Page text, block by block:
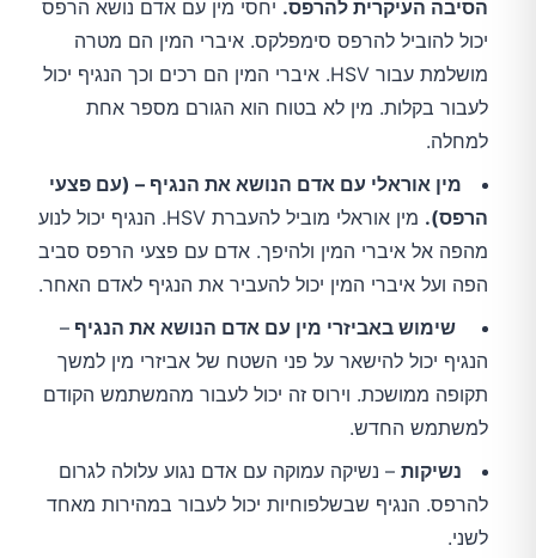
הסיבה העיקרית להרפס. יחסי מין עם אדם נושא הרפס
יכול להוביל להרפס סימפלקס. איברי המין הם מטרה
מושלמת עבור HSV. איברי המין הם רכים וכך הנגיף יכול
לעבור בקלות. מין לא בטוח הוא הגורם מספר אחת
למחלה.
מין אוראלי עם אדם הנושא את הנגיף – (עם פצעי
הרפס).
מין אוראלי מוביל להעברת HSV. הנגיף יכול לנוע
מהפה אל איברי המין ולהיפך. אדם עם פצעי הרפס סביב
הפה ועל איברי המין יכול להעביר את הנגיף לאדם האחר.
שימוש באביזרי מין עם אדם הנושא את הנגיף –
הנגיף יכול להישאר על פני השטח של אביזרי מין למשך
תקופה ממושכת. וירוס זה יכול לעבור מהמשתמש הקודם
למשתמש החדש.
נשיקות – נשיקה עמוקה עם אדם נגוע עלולה לגרום
להרפס. הנגיף שבשלפוחיות יכול לעבור במהירות מאחד
לשני.